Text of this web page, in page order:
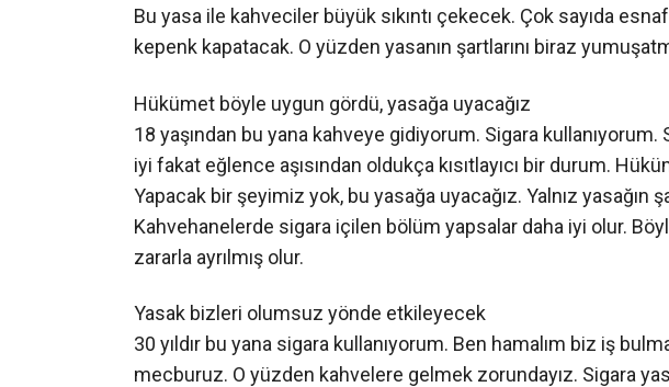
Bu yasa ile kahveciler büyük sıkıntı çekecek. Çok sayıda
kepenk kapatacak. O yüzden yasanın şartlarını biraz
Hükümet böyle uygun gördü, yasağa uyacağız
18 yaşından bu yana kahveye gidiyorum. Sigara kullanıyorum.
iyi fakat eğlence aşısından oldukça kısıtlayıcı bir durum.
Yapacak bir şeyimiz yok, bu yasağa uyacağız. Yalnız yasağın
Kahvehanelerde sigara içilen bölüm yapsalar daha iyi olur.
zararla ayrılmış olur.
Yasak bizleri olumsuz yönde etkileyecek
30 yıldır bu yana sigara kullanıyorum. Ben hamalım biz iş
mecburuz. O yüzden kahvelere gelmek zorundayız. Sigara